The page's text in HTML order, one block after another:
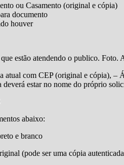
ou Casamento (original e cópia)
documento
houver
estão atendendo o publico. Foto.
atual com CEP (original e cópia),
deverá estar no nome do próprio
abaixo:
e branco
(pode ser uma cópia